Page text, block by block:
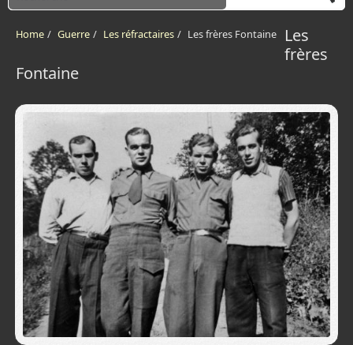
Home / Guerre / Les réfractaires / Les frères Fontaine
Les
frères
Fontaine